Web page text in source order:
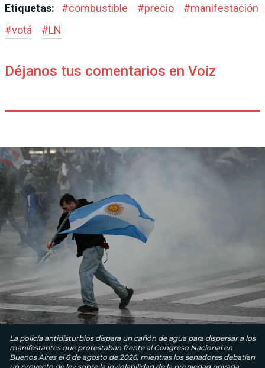
Etiquetas: #combustible #precio #manifestación
#votá #LN
Déjanos tus comentarios en Voiz
La policía antidisturbios dispara un cañón de agua para dispersar a los
manifestantes que protestaban frente al Congreso Nacional en
Buenos Aires el 6 de agosto de 2026, mientras los senadores debatían